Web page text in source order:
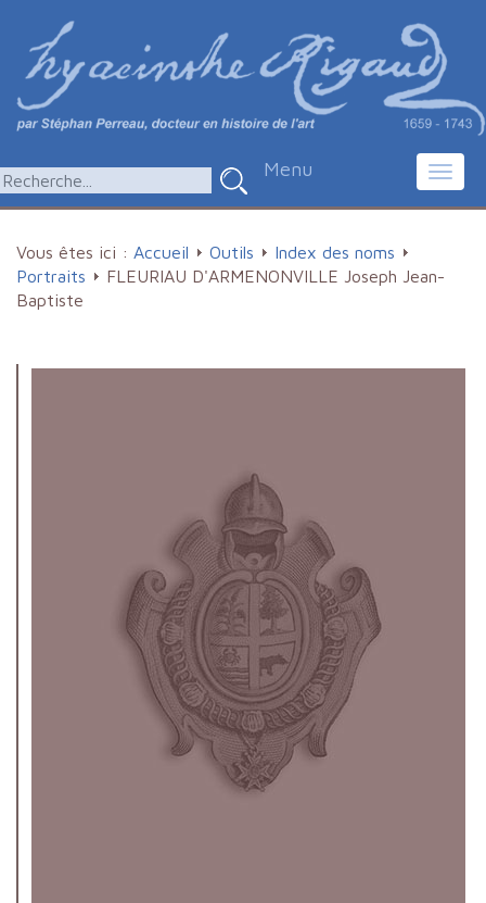
Menu
Vous êtes ici : Accueil Outils
Index des noms
Portraits
FLEURIAU D'ARMENONVILLE Joseph Jean-
Baptiste